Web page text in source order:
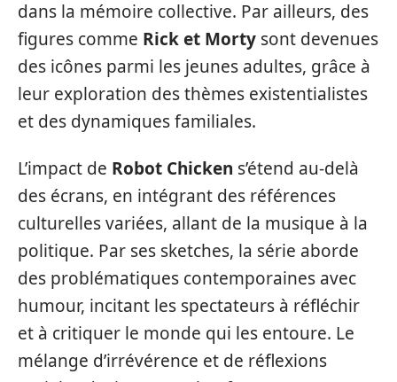
dans la mémoire collective. Par ailleurs, des
figures comme Rick et Morty sont devenues
des icônes parmi les jeunes adultes, grâce à
leur exploration des thèmes existentialistes
et des dynamiques familiales.
L’impact de Robot Chicken s’étend au-delà
des écrans, en intégrant des références
culturelles variées, allant de la musique à la
politique. Par ses sketches, la série aborde
des problématiques contemporaines avec
humour, incitant les spectateurs à réfléchir
et à critiquer le monde qui les entoure. Le
mélange d’irrévérence et de réflexions